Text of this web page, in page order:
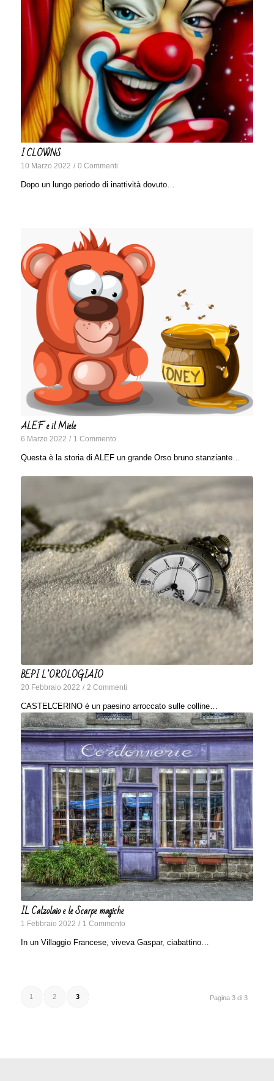
I CLOWNS
10 Marzo 2022 / 0 Commenti
Dopo un lungo periodo di inattività dovuto…
ALEF e il Miele
6 Marzo 2022 / 1 Commento
Questa è la storia di ALEF un grande Orso bruno stanziante…
BEPI L’OROLOGIAIO
20 Febbraio 2022 / 2 Commenti
CASTELCERINO è un paesino arroccato sulle colline…
IL Calzolaio e le Scarpe magiche
1 Febbraio 2022 / 1 Commento
In un Villaggio Francese, viveva Gaspar, ciabattino…
Pagina 3 di 3
1 2 3